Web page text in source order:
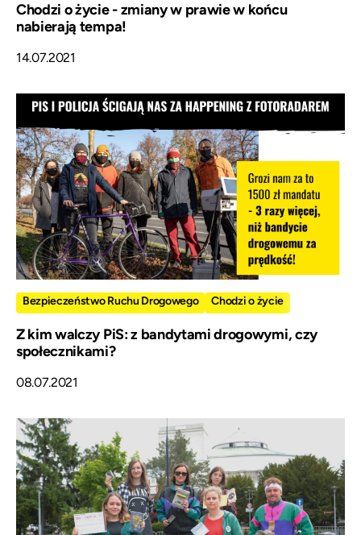
Chodzi o życie - zmiany w prawie w końcu
nabierają tempa!
14.07.2021
Bezpieczeństwo Ruchu Drogowego Chodzi o życie
Z kim walczy PiS: z bandytami drogowymi, czy
społecznikami?
08.07.2021